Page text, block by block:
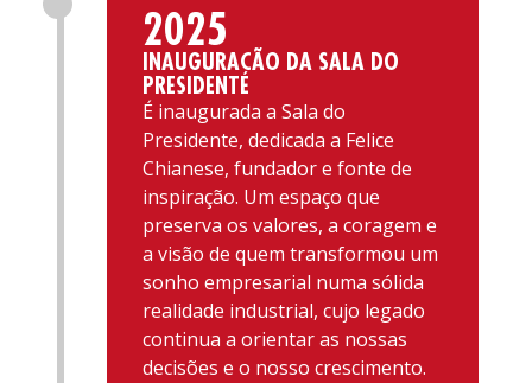
2025
INAUGURAÇÃO DA SALA DO
PRESIDENTE
É inaugurada a Sala do
Presidente, dedicada a Felice
Chianese, fundador e fonte de
inspiração. Um espaço que
preserva os valores, a coragem e
a visão de quem transformou um
sonho empresarial numa sólida
realidade industrial, cujo legado
continua a orientar as nossas
decisões e o nosso crescimento.